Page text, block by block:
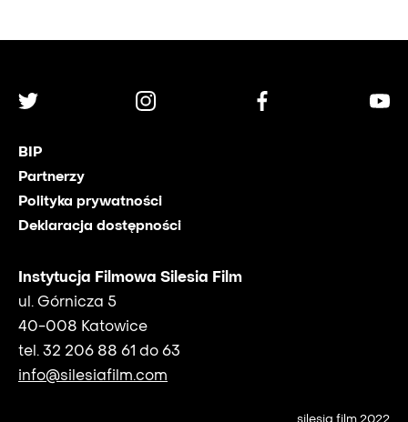
Instytucja Filmowa Silesia Film
ul. Górnicza 5
40-008 Katowice
tel. 32 206 88 61 do 63
info@silesiafilm.com
BIP
Partnerzy
Polityka prywatności
Deklaracja dostępności